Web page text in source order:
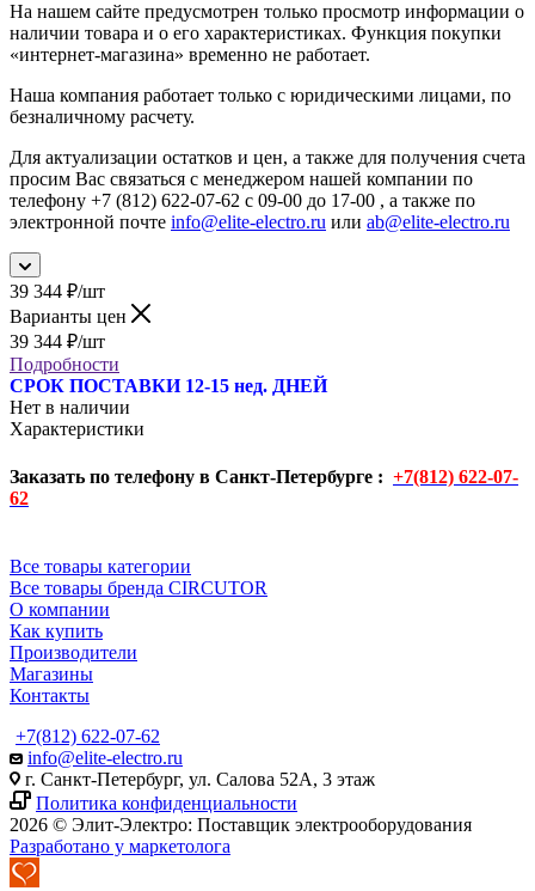
На нашем сайте предусмотрен только просмотр информации о
наличии товара и о его характеристиках. Функция покупки
«интернет-магазина» временно не работает.
Наша компания работает только с юридическими лицами, по
безналичному расчету.
Для актуализации остатков и цен, а также для получения счета
просим Вас связаться с менеджером нашей компании по
телефону +7 (812) 622-07-62 с 09-00 до 17-00 , а также по
электронной почте info@elite-electro.ru или ab@elite-electro.ru
39 344 ₽/шт
Варианты цен
39 344 ₽/шт
Подробности
СРОК ПОСТАВКИ 12-15 нед. ДНЕЙ
Нет в наличии
Характеристики
Заказать по телефону в Санкт-Петербурге : +7(812) 622-07-
62
Все товары категории
Все товары бренда CIRCUTOR
О компании
Как купить
Производители
Магазины
Контакты
+7(812) 622-07-62
info@elite-electro.ru
г. Санкт-Петербург, ул. Салова 52А, 3 этаж
Политика конфиденциальности
2026 © Элит-Электро: Поставщик электрооборудования
Разработано у маркетолога